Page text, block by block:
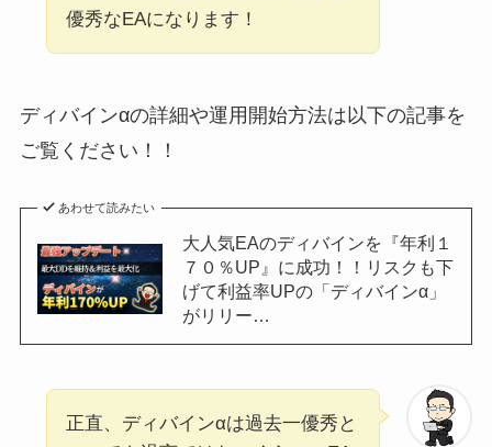
優秀なEAになります！
ディバインαの詳細や運用開始方法は以下の記事を
ご覧ください！！
あわせて読みたい
大人気EAのディバインを『年利１
７０％UP』に成功！！リスクも下
げて利益率UPの「ディバインα」
がリリー…
正直、ディバインαは過去一優秀と